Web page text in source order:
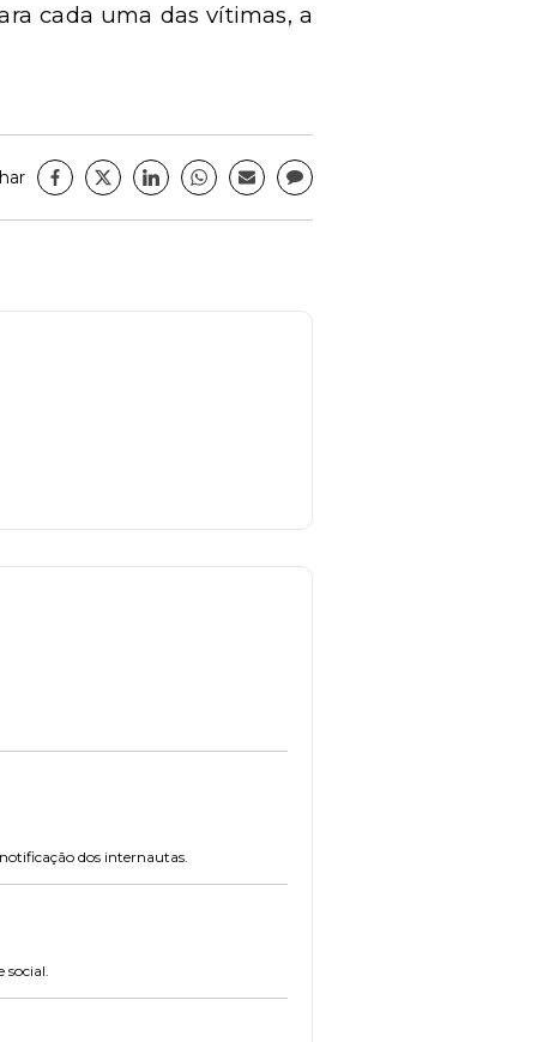
cada uma das vítimas, a
dos internautas.
social.